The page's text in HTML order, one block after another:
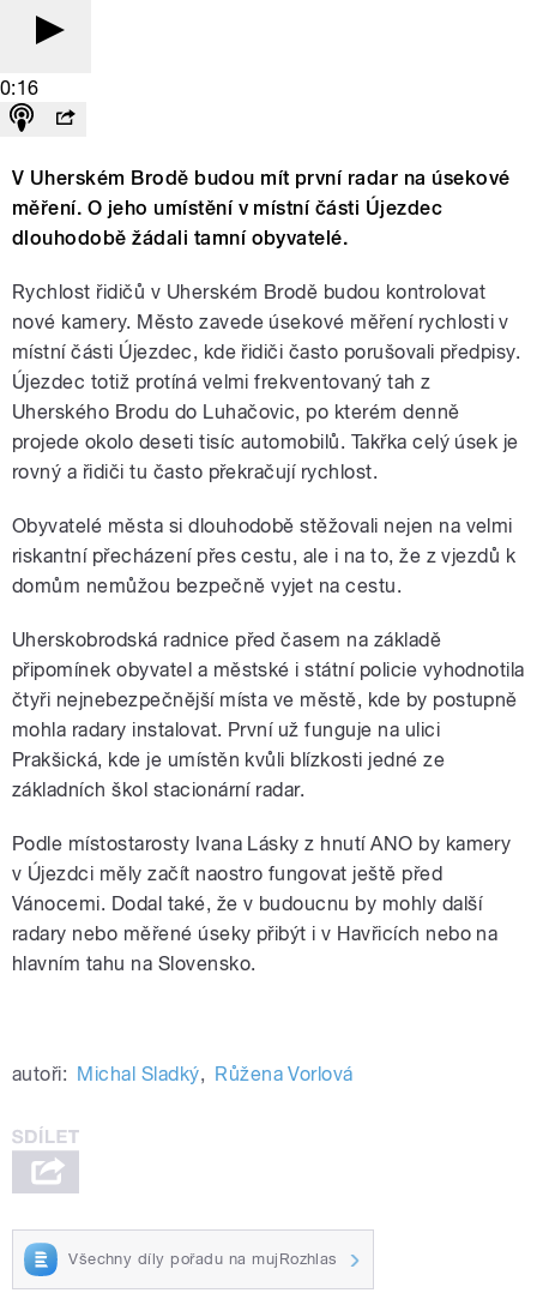
0:16
V Uherském Brodě budou mít první radar na úsekové
měření. O jeho umístění v místní části Újezdec
dlouhodobě žádali tamní obyvatelé.
Rychlost řidičů v Uherském Brodě budou kontrolovat
nové kamery. Město zavede úsekové měření rychlosti v
místní části Újezdec, kde řidiči často porušovali předpisy.
Újezdec totiž protíná velmi frekventovaný tah z
Uherského Brodu do Luhačovic, po kterém denně
projede okolo deseti tisíc automobilů. Takřka celý úsek je
rovný a řidiči tu často překračují rychlost.
Obyvatelé města si dlouhodobě stěžovali nejen na velmi
riskantní přecházení přes cestu, ale i na to, že z vjezdů k
domům nemůžou bezpečně vyjet na cestu.
Uherskobrodská radnice před časem na základě
připomínek obyvatel a městské i státní policie vyhodnotila
čtyři nejnebezpečnější místa ve městě, kde by postupně
mohla radary instalovat. První už funguje na ulici
Prakšická, kde je umístěn kvůli blízkosti jedné ze
základních škol stacionární radar.
Podle místostarosty Ivana Lásky z hnutí ANO by kamery
v Újezdci měly začít naostro fungovat ještě před
Vánocemi. Dodal také, že v budoucnu by mohly další
radary nebo měřené úseky přibýt i v Havřicích nebo na
hlavním tahu na Slovensko.
autoři: Michal Sladký, Růžena Vorlová
Všechny díly pořadu na mujRozhlas